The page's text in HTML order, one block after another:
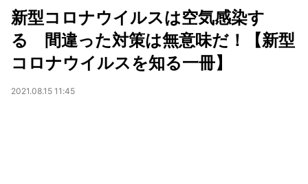
新型コロナウイルスは空気感染す
る 間違った対策は無意味だ！【新型
コロナウイルスを知る一冊】
2021.08.15 11:45